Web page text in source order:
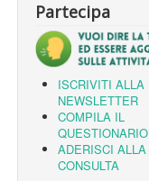
Partecipa
ISCRIVITI ALLA
NEWSLETTER
COMPILA IL
QUESTIONARIO
ADERISCI ALLA
CONSULTA